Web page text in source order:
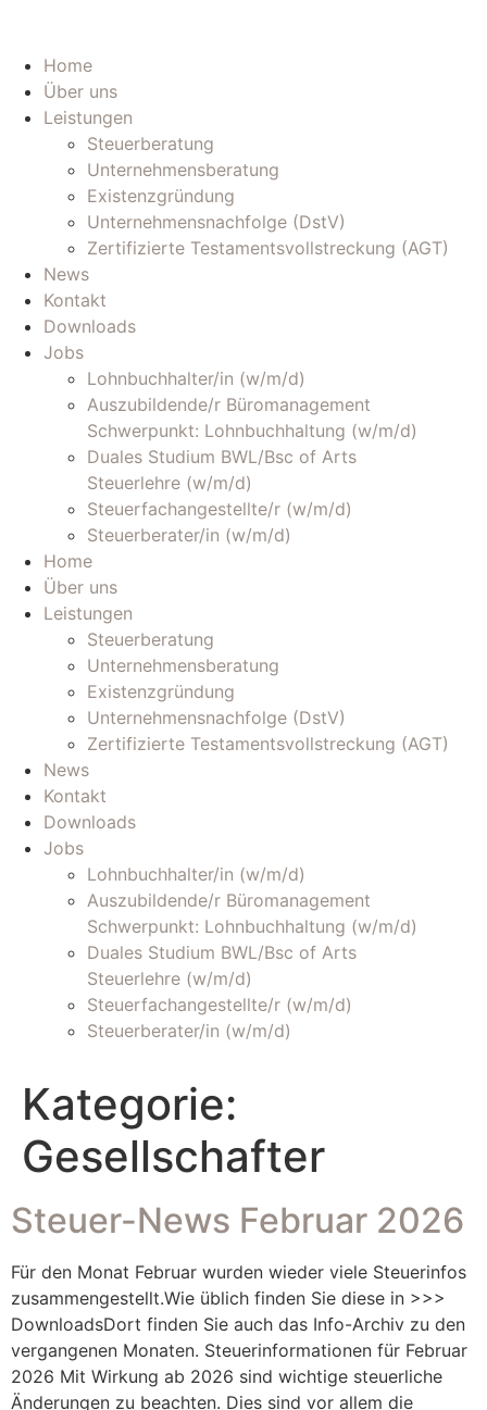
Home
Über uns
Leistungen
Steuerberatung
Unternehmensberatung
Existenzgründung
Unternehmensnachfolge (DstV)
Zertifizierte Testamentsvollstreckung (AGT)
News
Kontakt
Downloads
Jobs
Lohnbuchhalter/in (w/m/d)
Auszubildende/r Büromanagement
Schwerpunkt: Lohnbuchhaltung (w/m/d)
Duales Studium BWL/Bsc of Arts
Steuerlehre (w/m/d)
Steuerfachangestellte/r (w/m/d)
Steuerberater/in (w/m/d)
Home
Über uns
Leistungen
Steuerberatung
Unternehmensberatung
Existenzgründung
Unternehmensnachfolge (DstV)
Zertifizierte Testamentsvollstreckung (AGT)
News
Kontakt
Downloads
Jobs
Lohnbuchhalter/in (w/m/d)
Auszubildende/r Büromanagement
Schwerpunkt: Lohnbuchhaltung (w/m/d)
Duales Studium BWL/Bsc of Arts
Steuerlehre (w/m/d)
Steuerfachangestellte/r (w/m/d)
Steuerberater/in (w/m/d)
Kategorie:
Gesellschafter
Steuer-News Februar 2026
Für den Monat Februar wurden wieder viele Steuerinfos
zusammengestellt.Wie üblich finden Sie diese in >>>
DownloadsDort finden Sie auch das Info-Archiv zu den
vergangenen Monaten. Steuerinformationen für Februar
2026 Mit Wirkung ab 2026 sind wichtige steuerliche
Änderungen zu beachten. Dies sind vor allem die